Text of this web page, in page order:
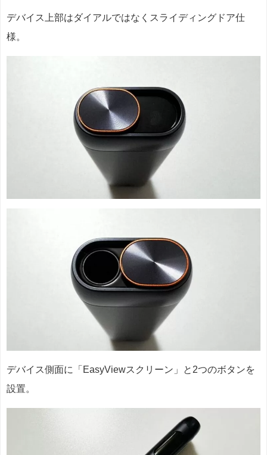
デバイス上部はダイアルではなくスライディングドア仕
様。
デバイス側面に「EasyViewスクリーン」と2つのボタンを
設置。